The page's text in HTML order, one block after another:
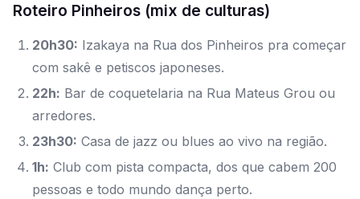
Roteiro Pinheiros (mix de culturas)
20h30: Izakaya na Rua dos Pinheiros pra começar
com sakê e petiscos japoneses.
22h: Bar de coquetelaria na Rua Mateus Grou ou
arredores.
23h30: Casa de jazz ou blues ao vivo na região.
1h: Club com pista compacta, dos que cabem 200
pessoas e todo mundo dança perto.